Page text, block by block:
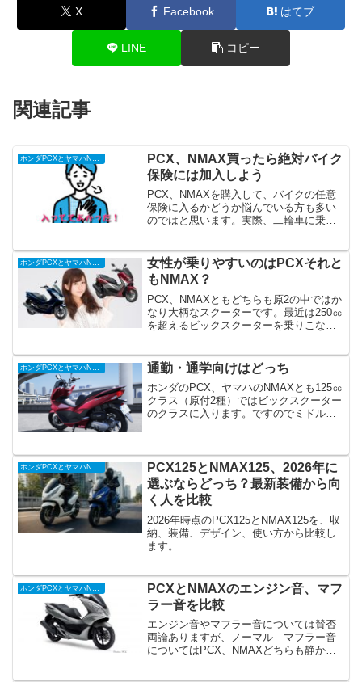
X Facebook はてブ
LINE コピー
関連記事
ホンダPCXとヤマハNMAXを徹底比較
PCX、NMAX買ったら絶対バイク
保険には加入しよう
PCX、NMAXを購入して、バイクの任意
保険に入るかどうか悩んでいる方も多い
のではと思います。実際、二輪車に乗っ
排気量125㏄と少ないものの事故を起こさ
ない事はありません。
ホンダPCXとヤマハNMAXを徹底比較
女性が乗りやすいのはPCXそれと
もNMAX？
PCX、NMAXともどちらも原2の中ではか
なり大柄なスクーターです。最近は250㏄
を超えるビックスクーターを乗りこなす
きさですね。そこでどちらが乗りやすい
のか比較してい...
通勤・通学向けはどっち
ホンダのPCX、ヤマハのNMAXとも125㏄
クラス（原付2種）ではビックスクーター
のクラスに入ります。ですのでミドルク
なります。その分駐車場での取り回し
や、公道で...
ホンダPCXとヤマハNMAXを徹底比較
PCX125とNMAX125、2026年に
選ぶならどっち？最新装備から向
く人を比較
2026年時点のPCX125とNMAX125を、収
納、装備、デザイン、使い方から比較し
ます。
PCXとNMAXのエンジン音、マフ
ラー音を比較
エンジン音やマフラー音については賛否
両論ありますが、ノーマル―マフラー音
についてはPCX、NMAXどちらも静かな